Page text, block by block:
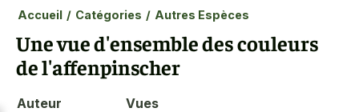
Accueil / Catégories / Autres Espèces
Une vue d'ensemble des couleurs
de l'affenpinscher
Auteur
Vues